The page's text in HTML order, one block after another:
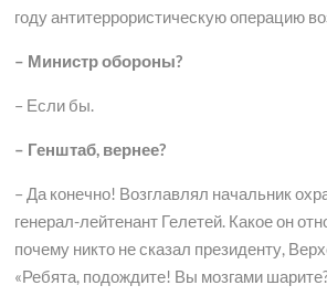
году антитеррористическую операцию
– Министр обороны?
– Если бы.
– Генштаб, вернее?
– Да конечно! Возглавлял начальник
генерал-лейтенант Гелетей. Какое он
почему никто не сказал президенту,
«Ребята, подождите! Вы мозгами